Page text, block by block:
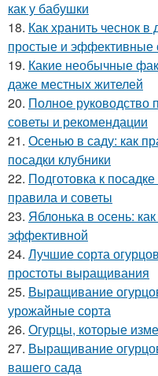
как у бабушки
18. Как хранить чеснок
простые и эффективные
19. Какие необычные
даже местных жителей
20. Полное руководство
советы и рекомендации
21. Осенью в саду: как
посадки клубники
22. Подготовка к
правила и советы
23. Яблонька в осень:
эффективной
24. Лучшие сорта
простоты выращивания
25. Выращивание
урожайные сорта
26. Огурцы, которые
27. Выращивание
вашего сада